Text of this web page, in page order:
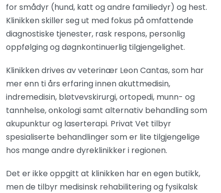
for smådyr (hund, katt og andre familiedyr) og hest.
Klinikken skiller seg ut med fokus på omfattende
diagnostiske tjenester, rask respons, personlig
oppfølging og døgnkontinuerlig tilgjengelighet.
Klinikken drives av veterinær Leon Cantas, som har
mer enn ti års erfaring innen akuttmedisin,
indremedisin, bløtvevskirurgi, ortopedi, munn- og
tannhelse, onkologi samt alternativ behandling som
akupunktur og laserterapi. Privat Vet tilbyr
spesialiserte behandlinger som er lite tilgjengelige
hos mange andre dyreklinikker i regionen.
Det er ikke oppgitt at klinikken har en egen butikk,
men de tilbyr medisinsk rehabilitering og fysikalsk